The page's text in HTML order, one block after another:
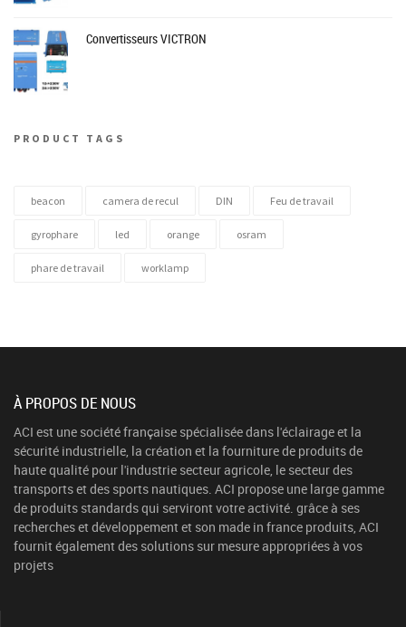
Convertisseurs VICTRON
PRODUCT TAGS
beacon camera de recul DIN Feu de travail
gyrophare led orange osram
phare de travail worklamp
À PROPOS DE NOUS
ACI est une société française spécialisée dans l'éclairage et la
sécurité industrielle, la création et la fourniture de produits de
haute qualité pour l'industrie secteur agricole, le secteur des
transports et des sports nautiques. ACI propose une large gamme
de produits standards qui serviront votre activité. grâce à ses
recherches et développement et son made in france produits, ACI
fournit également des solutions sur mesure appropriées à vos
projets